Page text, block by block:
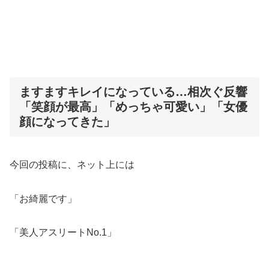
ますますキレイになっている…相次ぐ反響
「笑顔が最高」「めっちゃ可愛い」「女優
顔になってきた」
今回の投稿に、ネット上には
「お綺麗です」
「美人アスリートNo.1」